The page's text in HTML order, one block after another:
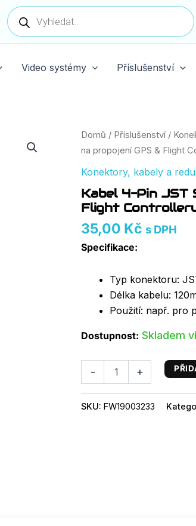
Products
search
Video systémy Příslušenství
Domů / Příslušenství /
na propojení GPS & Flight
Konektory, kabely a
Kabel 4-Pin JST
Flight
35,00 Kč s DPH
Specifikace:
Typ konektoru:
Délka kabelu:
Použití: např. pro
Dostupnost: Skladem
-
Kabel
Pin
JST
1.0mm
na
propojení
GPS
Flight
množství
+
SKU: FW19003233